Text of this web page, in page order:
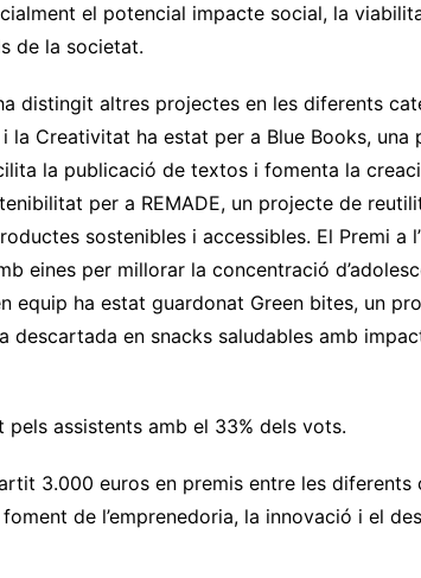
el potencial impacte social, la
de la societat.
distingit altres projectes en les diferents
la Creativitat ha estat per a Blue Books, una
la publicació de textos i fomenta la
per a REMADE, un projecte de
sostenibles i accessibles. El Premi a
eines per millorar la concentració
equip ha estat guardonat Green bites, un
en snacks saludables amb
pels assistents amb el 33% dels vots.
3.000 euros en premis entre les diferents
de l’emprenedoria, la innovació i el